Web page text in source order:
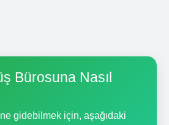
Bürosuna Nasıl
gidebilmek için, aşağıdaki